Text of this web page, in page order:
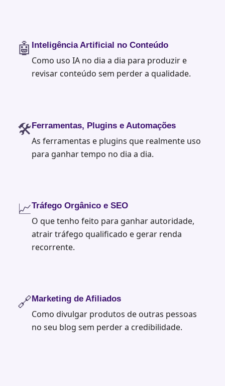
🤖 Inteligência Artificial no Conteúdo
Como uso IA no dia a dia para produzir e
revisar conteúdo sem perder a qualidade.
🛠️ Ferramentas, Plugins e Automações
As ferramentas e plugins que realmente uso
para ganhar tempo no dia a dia.
📈 Tráfego Orgânico e SEO
O que tenho feito para ganhar autoridade,
atrair tráfego qualificado e gerar renda
recorrente.
🔗 Marketing de Afiliados
Como divulgar produtos de outras pessoas
no seu blog sem perder a credibilidade.